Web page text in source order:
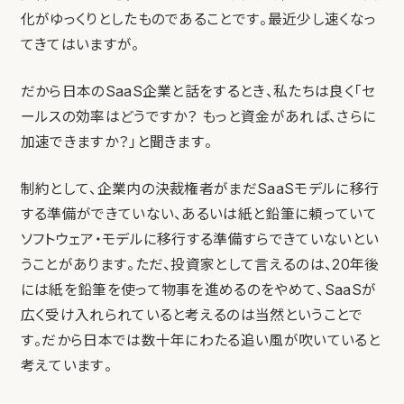
化がゆっくりとしたものであることです。最近少し速くなっ
てきてはいますが。
だから日本のSaaS企業と話をするとき、私たちは良く「セ
ールスの効率はどうですか？ もっと資金があれば、さらに
加速できますか？」と聞きます。
制約として、企業内の決裁権者がまだSaaSモデルに移行
する準備ができていない、あるいは紙と鉛筆に頼っていて
ソフトウェア・モデルに移行する準備すらできていないとい
うことがあります。ただ、投資家として言えるのは、20年後
には紙を鉛筆を使って物事を進めるのをやめて、SaaSが
広く受け入れられていると考えるのは当然ということで
す。だから日本では数十年にわたる追い風が吹いていると
考えています。